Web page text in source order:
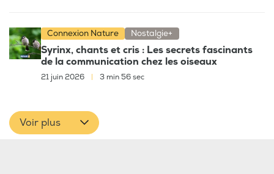
Connexion Nature Nostalgie+
Syrinx, chants et cris : Les secrets fascinants
de la communication chez les oiseaux
21 juin 2026 | 3 min 56 sec
Voir plus